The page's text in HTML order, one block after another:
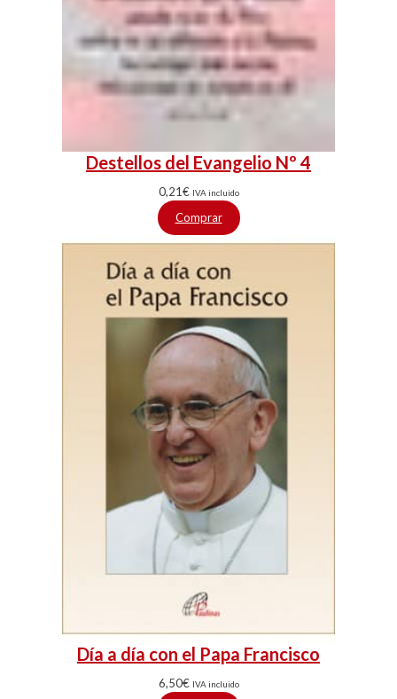
Destellos del Evangelio Nº 4
0,21€ IVA incluido
Comprar
Día a día con el Papa Francisco
6,50€ IVA incluido